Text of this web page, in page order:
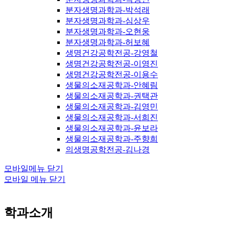
분자생명과학과-박석래
분자생명과학과-심상우
분자생명과학과-오현웅
분자생명과학과-허보혜
생명건강공학전공-강영철
생명건강공학전공-이영진
생명건강공학전공-이용수
생물의소재공학과-안혜림
생물의소재공학과-권택관
생물의소재공학과-김영민
생물의소재공학과-서희진
생물의소재공학과-윤보라
생물의소재공학과-주향희
의생명공학전공-김나경
모바일메뉴 닫기
모바일 메뉴 닫기
학과소개